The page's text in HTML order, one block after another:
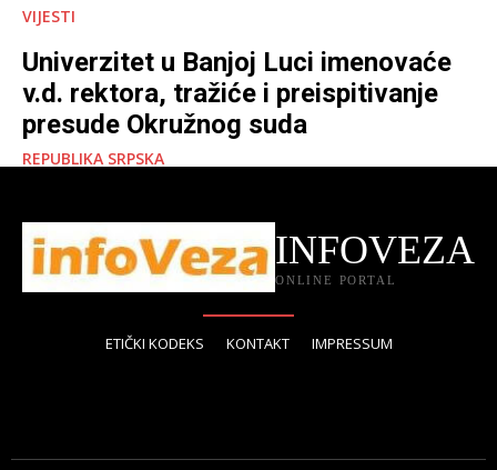
VIJESTI
Univerzitet u Banjoj Luci imenovaće
v.d. rektora, tražiće i preispitivanje
presude Okružnog suda
REPUBLIKA SRPSKA
INFOVEZA
ONLINE PORTAL
ETIČKI KODEKS KONTAKT IMPRESSUM